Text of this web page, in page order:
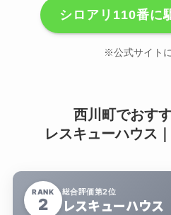
シロアリ110番に
※公式サイト
西川町でおす
レスキューハウス
RANK
2
総合評価第2位
レスキューハウス